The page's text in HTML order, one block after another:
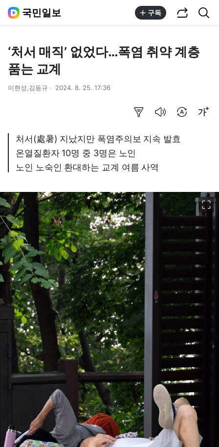
국민일보 구독
‘처서 매직’ 없었다…폭염 취약 계층
품는 교계
이현성,김동규 2024. 8. 25. 17:36
처서(處暑) 지났지만 폭염주의보 지속 발효
온열질환자 10명 중 3명은 노인
노인 노숙인 환대하는 교계 여름 사역